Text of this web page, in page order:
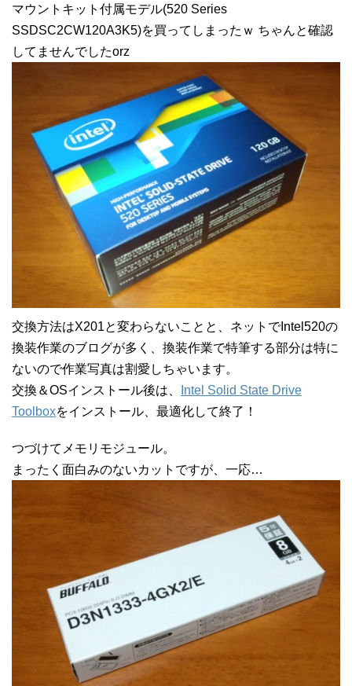
マウントキット付属モデル(520 Series
SSDSC2CW120A3K5)を買ってしまったｗ ちゃんと確認
してませんでしたorz
交換方法はX201と変わらないことと、ネットでIntel520の
換装作業のブログが多く、換装作業で特筆する部分は特に
ないので作業写真は割愛しちゃいます。
交換＆OSインストール後は、
Intel Solid State Drive
Toolboxをインストール、最適化して終了！
つづけてメモリモジュール。
まったく面白みのないカットですが、一応…